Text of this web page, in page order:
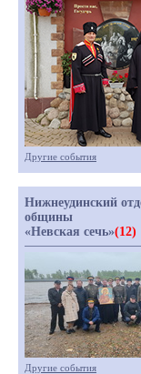
Другие события
Нижнеудинский
общины
«Невская сечь»(12)
Другие события